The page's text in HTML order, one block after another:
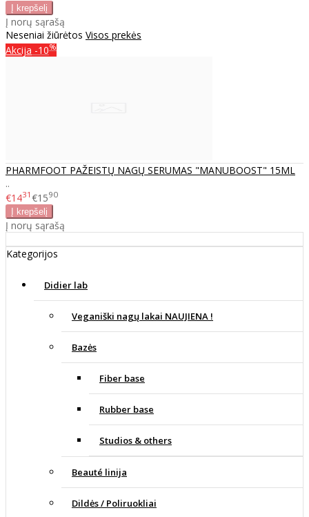
Į norų sąrašą
Neseniai žiūrėtos Visos prekės
Akcija -10%
PHARMFOOT PAŽEISTŲ NAGŲ SERUMAS "MANUBOOST" 15ML
..
€1431 €1590
Į norų sąrašą
Kategorijos
Didier lab
Veganiški nagų lakai NAUJIENA !
Bazės
Fiber base
Rubber base
Studios & others
Beauté linija
Dildės / Poliruokliai